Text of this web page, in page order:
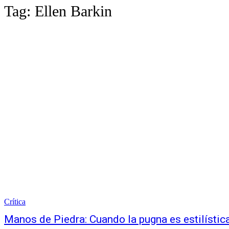
Tag: Ellen Barkin
Crítica
Manos de Piedra: Cuando la pugna es